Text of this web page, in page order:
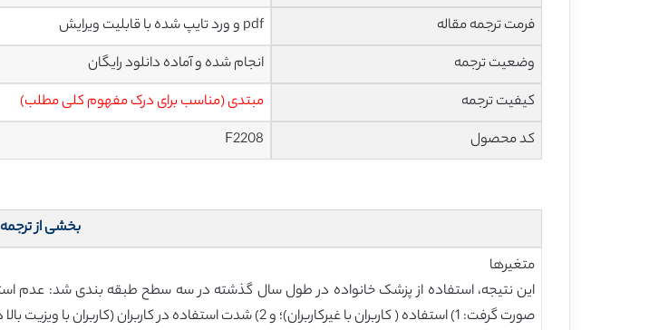
فرمت ترجمه مقاله
pdf و ورد تایپ شده با قابلیت ویرایش
وضعیت ترجمه
انجام شده و آماده دانلود رایگان
کیفیت ترجمه
مبتدی (مناسب برای درک مفهوم کلی مطلب)
کد محصول
F2208
بخشی از ترجمه
متغیرها
صورت گرفت: 1) استفاده ( کاربران با غیرکاربران)؛ و 2) شدت استفاده در کاربران (کاربران با ویزیت بالا در برابر کاربران با ویزیت پایین) .